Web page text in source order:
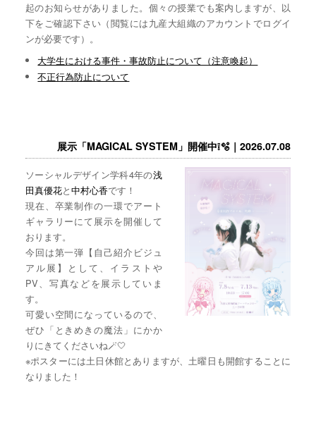
起のお知らせがありました。個々の授業でも案内しますが、以
下をご確認下さい（閲覧には九産大組織のアカウントでログイ
ンが必要です）。
大学生における事件・事故防止について（注意喚起）
不正行為防止について
展示「MAGICAL SYSTEM」開催中❕🫧｜2026.07.08
ソーシャルデザイン学科4年の浅
田真優花と中村心香です！
現在、卒業制作の一環でアート
ギャラリーにて展示を開催して
おります。
今回は第一弾【自己紹介ビジュ
アル展】として、イラストや
PV、写真などを展示していま
す。
可愛い空間になっているので、
ぜひ「ときめきの魔法」にかか
りにきてくださいね🪄🤍
※ポスターには土日休館とありますが、土曜日も開館することに
なりました！